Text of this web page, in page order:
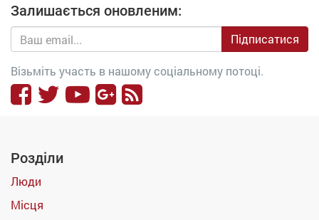
Залишається оновленим:
Підписатися
Візьміть участь в нашому соціальному потоці.
Розділи
Люди
Місця